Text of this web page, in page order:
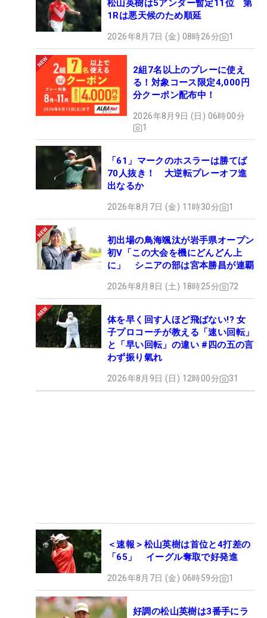
松山英樹は5アンダー暫定11位 第
1Rは悪天候のため順延
2026年8月7日 (金) 08時26分 1
2組7名以上のプレーに使え
る！対象コース限定4,000円
分クーポン配布中！
2026年8月9日 (日) 06時00分
1
「61」マークのホスラーは勝てば
70人抜き！ 大逆転プレーオフ進
出なるか
2026年8月7日 (金) 11時30分 1
初出場の鳥海颯汰が岩手県オープン
初V「この大会を機にどんどん上
に」 シニアの部は宮本勝昌が連覇
2026年8月8日 (土) 18時25分 72
体を早く回す人ほど飛ばない!? 女
子プロコーチが教える「速い回転」
と「早い回転」の違い #四の五の言
わず振り氣れ
2026年8月9日 (日) 12時00分 31
＜速報＞松山英樹は首位と4打差の
「65」 イーグル奪取で好発進
2026年8月7日 (金) 06時59分 1
好調の松山英樹は3番手にラ